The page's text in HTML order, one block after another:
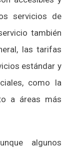
servicios de
también
las tarifas
estándar y
como la
a áreas más
algunos